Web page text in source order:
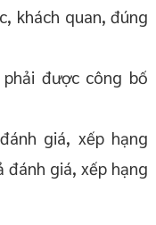
khách quan, đúng
được công bố
giá, xếp hạng
đánh giá, xếp hạng